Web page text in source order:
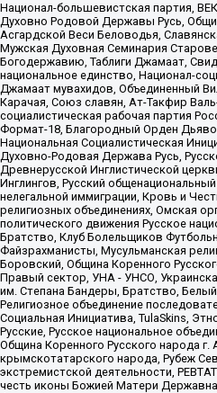
Национал-большевистская партия,
Духовно Родовой Державы Русь,
Асгардской Веси Беловодья,
Мужская Духовная Семинария
Богодержавию, Таблиги Джамаат,
национальное единство, Национал-
Джамаат мувахидов, Объединенный
Карачая, Союз славян, Ат-Такфир
социалистическая рабочая партия
Формат-18, Благородный Орден
Национальная Социалистическая
Духовно-Родовая Держава Русь,
Древнерусской Инглистической
Инглингов, Русский
нелегальной иммиграции, Кровь и
религиозных объединениях, Омская
политического движения Русское
Братство, Клуб Болельщиков
Файзрахманисты, Мусульманская
Боровский, Община Коренного
Правый сектор, УНА - УНСО,
им. Степана Бандеры, Братство,
Религиозное объединение
Социальная Инициатива, TulaSkins,
Русские, Русское национальное
Община Коренного Русского народа
крымскотатарского народа, Рубеж
экстремистской деятельности,
честь иконы Божией Матери